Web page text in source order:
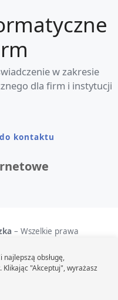
w zakresie
dla firm i instytucji
kontaktu
Domeny
Bazy
I
– Wszelkie prawa
o przetwarzaniu danych
najlepszą obsługę,
"Akceptuj", wyrażasz